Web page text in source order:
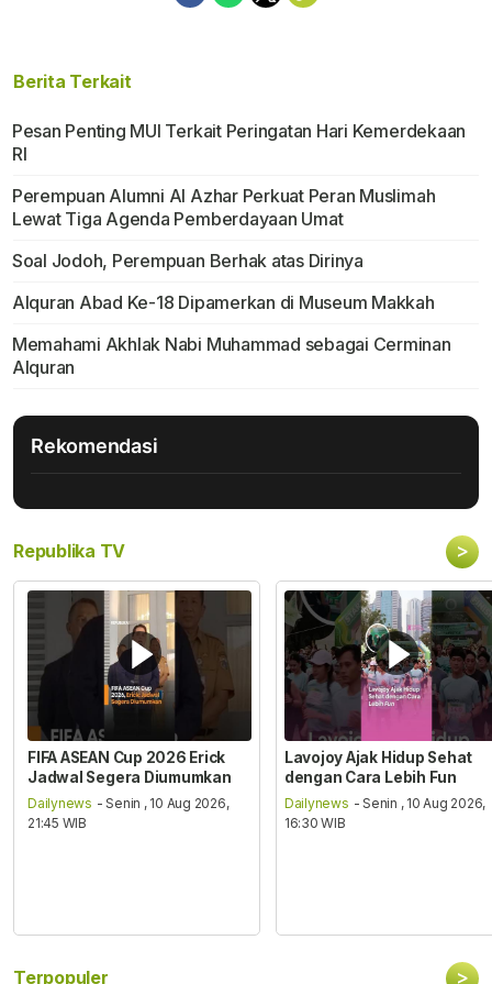
Berita Terkait
Pesan Penting MUI Terkait Peringatan Hari Kemerdekaan
RI
Perempuan Alumni Al Azhar Perkuat Peran Muslimah
Lewat Tiga Agenda Pemberdayaan Umat
Soal Jodoh, Perempuan Berhak atas Dirinya
Alquran Abad Ke-18 Dipamerkan di Museum Makkah
Memahami Akhlak Nabi Muhammad sebagai Cerminan
Alquran
Rekomendasi
Republika TV >
FIFA ASEAN Cup 2026 Erick
Jadwal Segera Diumumkan
Dailynews - Senin , 10 Aug 2026,
21:45 WIB
Lavojoy Ajak Hidup Sehat
dengan Cara Lebih Fun
Dailynews - Senin , 10 Aug 2026,
16:30 WIB
Terpopuler >